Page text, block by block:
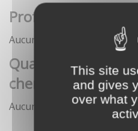
This site
and gives
over what
Profession
Aucune démarche pour le
Qualification des
chercheurs en
Aucune démarche pour le